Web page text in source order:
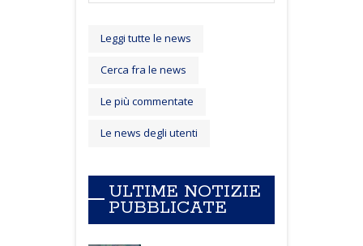
Leggi tutte le news
Cerca fra le news
Le più commentate
Le news degli utenti
ULTIME NOTIZIE
PUBBLICATE